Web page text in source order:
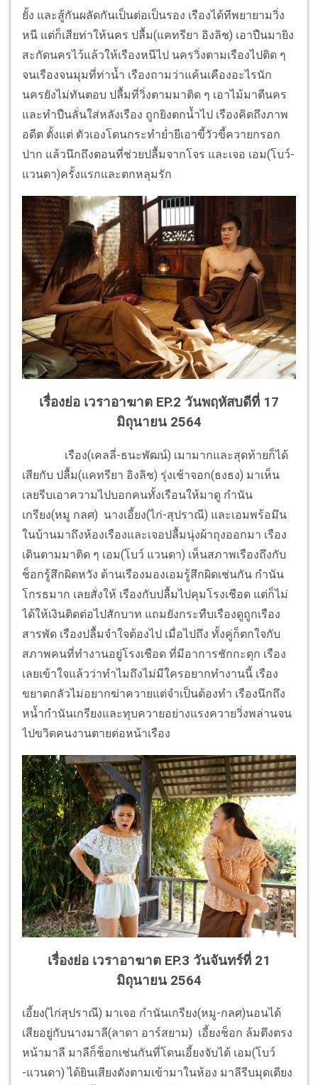
ยั้ง และสู้กันผลัดกันเป็นต่อเป็นรอง เรืองได้ทีพยายามวิ่ง
หนี แต่ก็เสียท่าให้นคร ปลื้ม(แคทรียา อิงลิช) เอาปืนมายิง
สะกัดนครไว้แล้วให้เรืองหนีไป นครวิ่งตามเรืองไปติด ๆ
จนเรืองจนมุมที่ท่าน้ำ เรืองถามว่าแค้นเคืองอะไรนัก
นครยังไม่ทันตอบ ปลื้มที่วิ่งตามมาติด ๆ เอาไม้มาตีนคร
และทำปืนลั่นใส่หลังเรือง ถูกยิงตกน้ำไป เรืองคิดถึงภาพ
อดีต ตั้งแต่ ตัวเองโดนกระทำย่ำยีเอาขี้วัวขี้ควายกรอก
ปาก แล้วนึกถึงตอนที่ช่วยปลื้มจากโจร และเจอ เอม(โบว์-
แวนดา)ครั้งแรกและตกหลุมรัก
เรื่องย่อ เวราอาฆาต EP.2 วันพฤหัสบดีที่ 17
มิถุนายน 2564
เรือง(เคลลี่-ธนะพัฒน์) เมามากและสุดท้ายก็ได้
เสียกับ ปลื้ม(แคทรียา อิงลิช) รุ่งเช้าจอก(ธงธง) มาเห็น
เลยรีบเอาความไปบอกคนทั้งเรือนให้มาดู กำนัน
เกรียง(หมู กลศ) นางเอี้ยง(ไก่-สุปราณี) และเอมพร้อมึน
ในบ้านมาถึงห้องเรืองและเจอปลื้มนุ่งผ้าถุงออกมา เรือง
เดินตามมาติด ๆ เอม(โบว์ แวนดา) เห็นสภาพเรืองถึงกับ
ช็อกรู้สึกผิดหวัง ด้านเรืองมองเอมรู้สึกผิดเช่นกัน กำนัน
โกรธมาก เลยสั่งให้ เรืองกับปลื้มไปคุมโรงเชือด แต่ก็ไม่
ได้ให้เงินติดต่อไปสักบาท แถมยังกระทืบเรืองดูถูกเรือง
สารพัด เรืองปลื้มจำใจต้องไป เมื่อไปถึง ทั้งคู่ก็ตกใจกับ
สภาพคนที่ทำงานอยู่โรงเชือด ที่มีอาการชักกะตุก เรือง
เลยเข้าใจแล้วว่าทำไมถึงไม่มีใครอยากทำงานนี้ เรือง
ขยาดกลัวไม่อยากฆ่าควายแต่จำเป็นต้องทำ เรืองนึกถึง
หน้ำกำนันเกรียงและทุบควายอย่างแรงควายวิ่งพล่านจน
ไปขวิดคนงานตายต่อหน้าเรือง
เรื่องย่อ เวราอาฆาต EP.3 วันจันทร์ที่ 21
มิถุนายน 2564
เอี้ยง(ไก่สุปราณี) มาเจอ กำนันเกรียง(หมู-กลศ)นอนได้
เสียอยู่กับนางมาลี(ลาดา อาร์สยาม) เอี้ยงช็อก ล้มตึงตรง
หน้ามาลี มาลีก็ช็อกเช่นกันที่โดนเอี้ยงจับได้ เอม(โบว์
-แวนดา) ได้ยินเสียงดังตามเข้ามาในห้อง มาลีรีบมุดเตียง